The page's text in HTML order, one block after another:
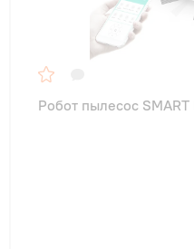
Робот пылесос SMART